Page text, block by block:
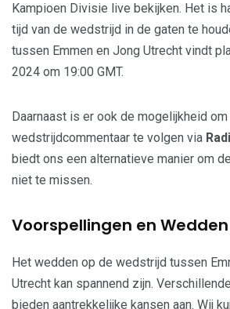
Kampioen Divisie live bekijken. Het is
tijd van de wedstrijd in de gaten te
tussen Emmen en Jong Utrecht vindt
2024 om 19:00 GMT.
Daarnaast is er ook de mogelijkheid om
wedstrijdcommentaar te volgen via
biedt ons een alternatieve manier om
niet te missen.
Voorspellingen en Wedden
Het wedden op de wedstrijd tussen
Utrecht kan spannend zijn.
bieden aantrekkelijke kansen aan. Wij